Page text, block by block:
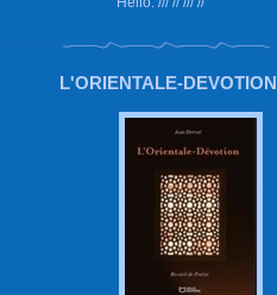
L'ORIENTALE-DEVOTION